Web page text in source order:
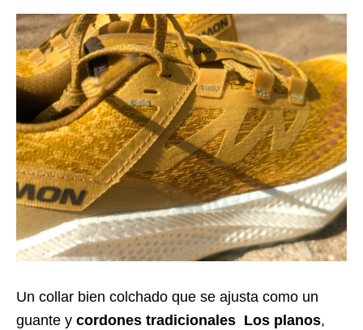
Un collar bien colchado que se ajusta como un
guante y cordones tradicionales Los planos,